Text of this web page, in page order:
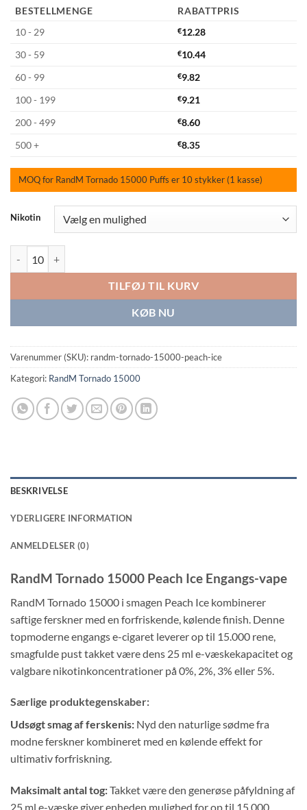
BESTELLMENGE
RABATTPRIS
10 - 29
€12.28
30 - 59
€10.44
60 - 99
€9.82
100 - 199
€9.21
200 - 499
€8.60
500 +
€8.35
MOQ for RandM Tornado 15000 Puffs er 10 stykker (1 kasse)
Nikotin
TILFØJ TIL KURV
KØB NU
Varenummer (SKU): randm-tornado-15000-peach-ice
Kategori: RandM Tornado 15000
BESKRIVELSE
YDERLIGERE INFORMATION
ANMELDELSER (0)
RandM Tornado 15000 Peach Ice Engangs-vape
RandM Tornado 15000 i smagen Peach Ice kombinerer
saftige ferskner med en forfriskende, kølende finish. Denne
topmoderne engangs e-cigaret leverer op til 15.000 rene,
smagfulde pust takket være dens 25 ml e-væskekapacitet og
valgbare nikotinkoncentrationer på 0%, 2%, 3% eller 5%.
Særlige produktegenskaber:
Udsøgt smag af ferskenis: Nyd den naturlige sødme fra
modne ferskner kombineret med en kølende effekt for
ultimativ forfriskning.
Maksimalt antal tog:Takket være den generøse påfyldning af
25 ml e-væske giver enheden mulighed for op til 15.000